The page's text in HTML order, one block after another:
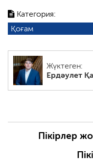
Категория:
Қоғам
Жүктеген:
Ердәулет
Пікірлер